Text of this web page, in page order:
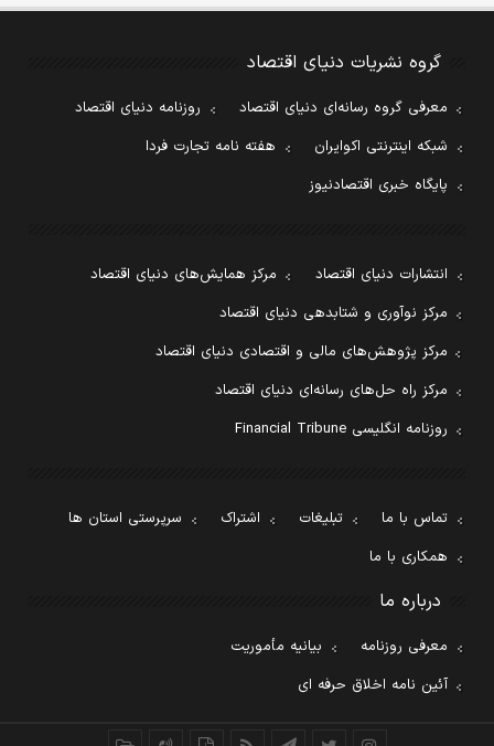
گروه نشریات دنیای اقتصاد
معرفی گروه رسانه‌ای دنیای اقتصاد
روزنامه دنیای اقتصاد
شبکه اینترنتی اکوایران
هفته نامه تجارت فردا
پایگاه خبری اقتصادنیوز
انتشارات دنیای اقتصاد
مرکز همایش‌های دنیای اقتصاد
مرکز نوآوری و شتابدهی دنیای اقتصاد
مرکز پژوهش‌های مالی و اقتصادی دنیای اقتصاد
مرکز راه حل‌های رسانه‌ای دنیای اقتصاد
روزنامه انگلیسی Financial Tribune
تماس با ما تبلیغات اشتراک
سرپرستی استان ها
همکاری با ما
درباره ما
معرفی روزنامه
بیانیه مأموریت
آئین نامه اخلاق حرفه ای